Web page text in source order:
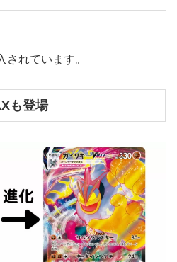
れています。
も登場